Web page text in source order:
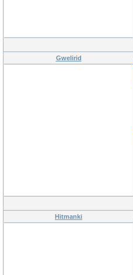
Gwelirid
Hitmanki